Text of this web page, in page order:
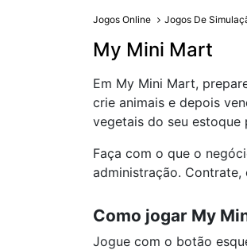
Jogos Online Jogos De
My Mini Mart
Em My Mini Mart,
crie animais e depois
vegetais do seu estoque
Faça com o que o
administração. Contrate,
Como jogar My
Jogue com o botão